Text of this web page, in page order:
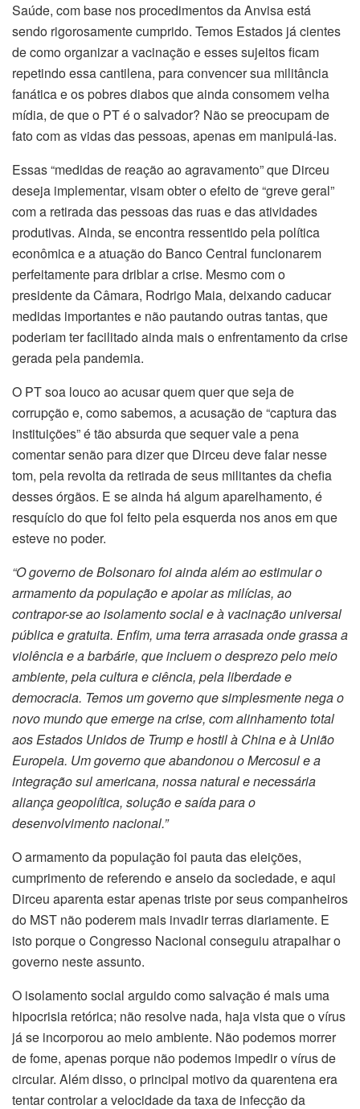
Saúde, com base nos procedimentos da Anvisa está
sendo rigorosamente cumprido. Temos Estados já cientes
de como organizar a vacinação e esses sujeitos ficam
repetindo essa cantilena, para convencer sua militância
fanática e os pobres diabos que ainda consomem velha
mídia, de que o PT é o salvador? Não se preocupam de
fato com as vidas das pessoas, apenas em manipulá-las.
Essas “medidas de reação ao agravamento” que Dirceu
deseja implementar, visam obter o efeito de “greve geral”
com a retirada das pessoas das ruas e das atividades
produtivas. Ainda, se encontra ressentido pela política
econômica e a atuação do Banco Central funcionarem
perfeitamente para driblar a crise. Mesmo com o
presidente da Câmara, Rodrigo Maia, deixando caducar
medidas importantes e não pautando outras tantas, que
poderiam ter facilitado ainda mais o enfrentamento da crise
gerada pela pandemia.
O PT soa louco ao acusar quem quer que seja de
corrupção e, como sabemos, a acusação de “captura das
instituições” é tão absurda que sequer vale a pena
comentar senão para dizer que Dirceu deve falar nesse
tom, pela revolta da retirada de seus militantes da chefia
desses órgãos. E se ainda há algum aparelhamento, é
resquício do que foi feito pela esquerda nos anos em que
esteve no poder.
“O governo de Bolsonaro foi ainda além ao estimular o
armamento da população e apoiar as milícias, ao
contrapor-se ao isolamento social e à vacinação universal
pública e gratuita. Enfim, uma terra arrasada onde grassa a
violência e a barbárie, que incluem o desprezo pelo meio
ambiente, pela cultura e ciência, pela liberdade e
democracia. Temos um governo que simplesmente nega o
novo mundo que emerge na crise, com alinhamento total
aos Estados Unidos de Trump e hostil à China e à União
Europeia. Um governo que abandonou o Mercosul e a
integração sul americana, nossa natural e necessária
aliança geopolítica, solução e saída para o
desenvolvimento nacional.”
O armamento da população foi pauta das eleições,
cumprimento de referendo e anseio da sociedade, e aqui
Dirceu aparenta estar apenas triste por seus companheiros
do MST não poderem mais invadir terras diariamente. E
isto porque o Congresso Nacional conseguiu atrapalhar o
governo neste assunto.
O isolamento social arguido como salvação é mais uma
hipocrisia retórica; não resolve nada, haja vista que o vírus
já se incorporou ao meio ambiente. Não podemos morrer
de fome, apenas porque não podemos impedir o vírus de
circular. Além disso, o principal motivo da quarentena era
tentar controlar a velocidade da taxa de infecção da